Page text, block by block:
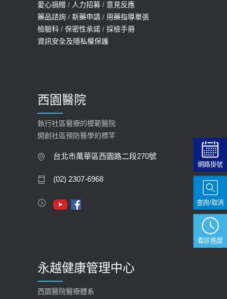
114年【公費流感及新冠疫苗】門診
預約
2025-09-30
【快速肝癌篩檢MRI】新檢查服務
2026-02-06
大吃大喝、肥胖害到膽囊！膽結石、
膽息肉如何處理？
2023-09-27
愛心捐贈 / 人力招募 / 意見反應
藥品諮詢 / 新藥申請 / 用藥指導單張
檢驗科 / 保密性承諾 / 採檢手冊
資訊安全及隱私權保護
西園醫院
執行社區醫療的模範醫院
開創社區預防醫學的標竿
台北市萬華區西園路二段270號
(02) 2307-6968
永越健康管理中心
西園醫院醫療體系
網路掛號
看診進度
查詢/取消